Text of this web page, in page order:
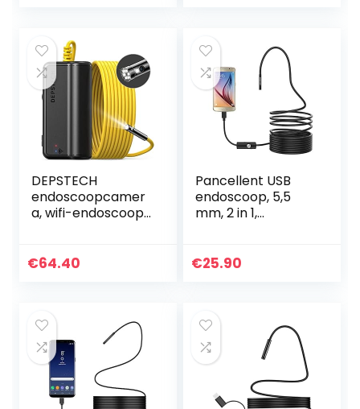
DEPSTECH
endoscoopcamer
a, wifi-endoscoop,
HD
€64.40
Pancellent USB
endoscoop, 5,5
mm, 2 in 1,
met 6 leds en 3,5
€25.90